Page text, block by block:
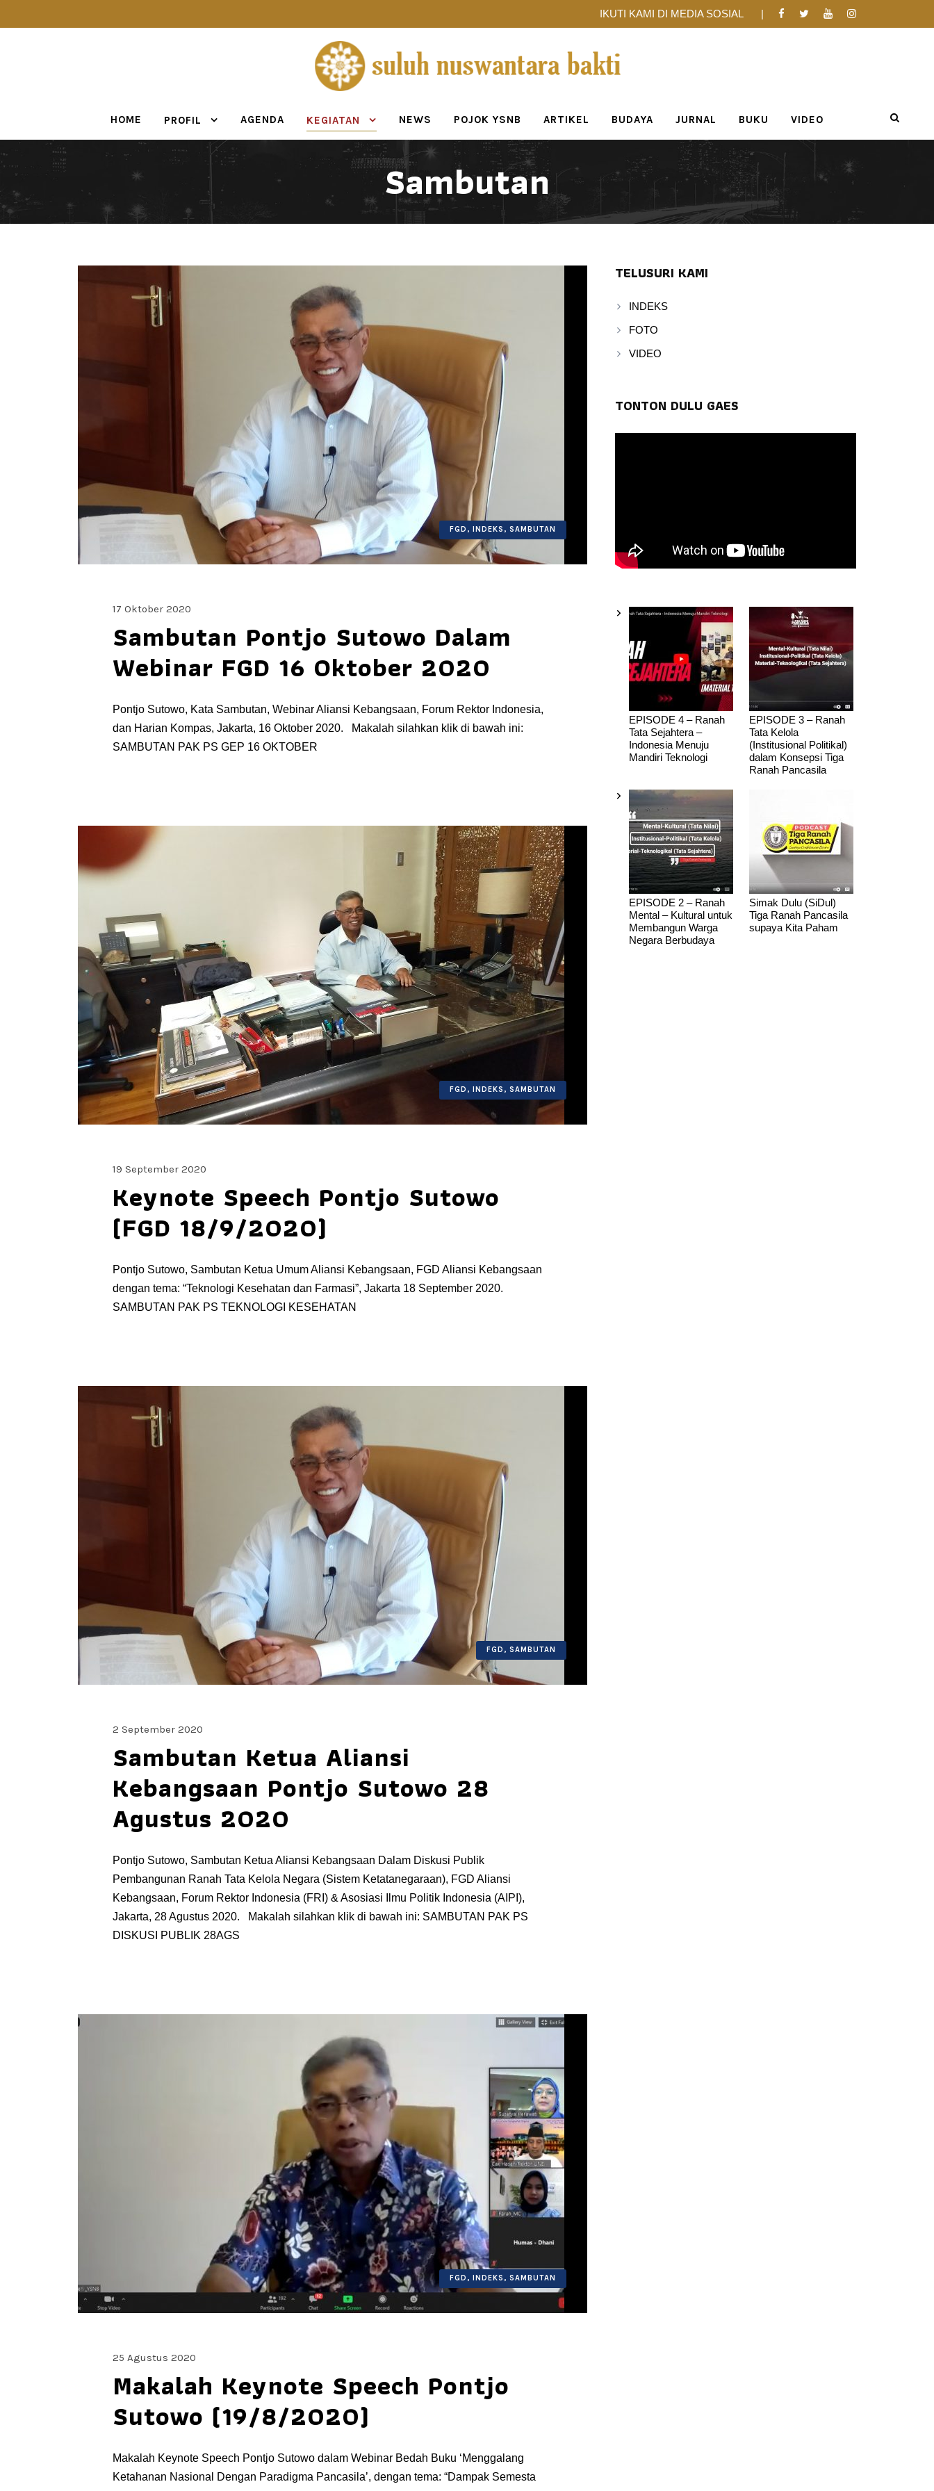
IKUTI KAMI DI MEDIA SOSIAL
HOME PROFIL AGENDA KEGIATAN NEWS POJOK YSNB ARTIKEL BUDAYA JURNAL BUKU VIDEO
Sambutan
FGD , INDEKS , SAMBUTAN
17 Oktober 2020
Sambutan Pontjo Sutowo Dalam
Webinar FGD 16 Oktober 2020
Pontjo Sutowo, Kata Sambutan, Webinar Aliansi Kebangsaan, Forum Rektor Indonesia,
dan Harian Kompas, Jakarta, 16 Oktober 2020. Makalah silahkan klik di bawah ini:
SAMBUTAN PAK PS GEP 16 OKTOBER
FGD , INDEKS , SAMBUTAN
19 September 2020
Keynote Speech Pontjo Sutowo
(FGD 18/9/2020)
Pontjo Sutowo, Sambutan Ketua Umum Aliansi Kebangsaan, FGD Aliansi Kebangsaan
dengan tema: “Teknologi Kesehatan dan Farmasi”, Jakarta 18 September 2020.
SAMBUTAN PAK PS TEKNOLOGI KESEHATAN
FGD , SAMBUTAN
2 September 2020
Sambutan Ketua Aliansi
Kebangsaan Pontjo Sutowo 28
Agustus 2020
Pontjo Sutowo, Sambutan Ketua Aliansi Kebangsaan Dalam Diskusi Publik
Pembangunan Ranah Tata Kelola Negara (Sistem Ketatanegaraan), FGD Aliansi
Kebangsaan, Forum Rektor Indonesia (FRI) & Asosiasi Ilmu Politik Indonesia (AIPI),
Jakarta, 28 Agustus 2020. Makalah silahkan klik di bawah ini: SAMBUTAN PAK PS
DISKUSI PUBLIK 28AGS
FGD , INDEKS , SAMBUTAN
25 Agustus 2020
Makalah Keynote Speech Pontjo
Sutowo (19/8/2020)
Makalah Keynote Speech Pontjo Sutowo dalam Webinar Bedah Buku ‘Menggalang
Ketahanan Nasional Dengan Paradigma Pancasila’, dengan tema: “Dampak Semesta
TELUSURI KAMI
INDEKS
FOTO
VIDEO
TONTON DULU GAES
EPISODE 4 – Ranah
Tata Sejahtera –
Indonesia Menuju
Mandiri Teknologi
EPISODE 3 – Ranah
Tata Kelola
(Institusional Politikal)
dalam Konsepsi Tiga
Ranah Pancasila
EPISODE 2 – Ranah
Mental – Kultural untuk
Membangun Warga
Negara Berbudaya
Simak Dulu (SiDul)
Tiga Ranah Pancasila
supaya Kita Paham